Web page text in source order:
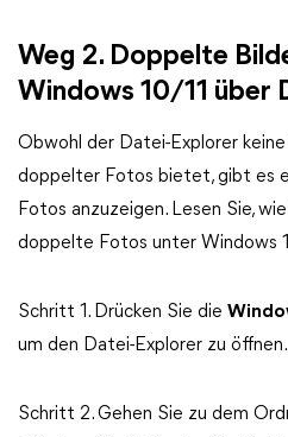
Weg 2. Doppelte
Windows 10/11 über
Obwohl der Datei-Explorer
doppelter Fotos bietet, gibt es
Fotos anzuzeigen. Lesen Sie,
doppelte Fotos unter Windows
Schritt 1. Drücken Sie die
um den Datei-Explorer zu öffnen.
Schritt 2. Gehen Sie zu dem